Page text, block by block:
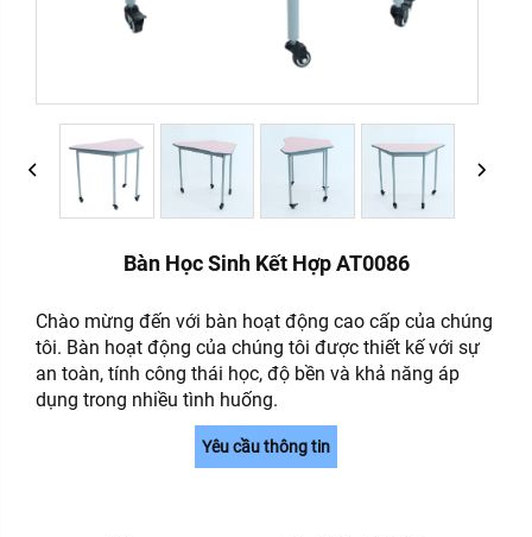
Bàn Học Sinh Kết Hợp AT0086
Chào mừng đến với bàn hoạt động cao cấp của chúng
tôi. Bàn hoạt động của chúng tôi được thiết kế với sự
an toàn, tính công thái học, độ bền và khả năng áp
dụng trong nhiều tình huống.
Yêu cầu thông tin